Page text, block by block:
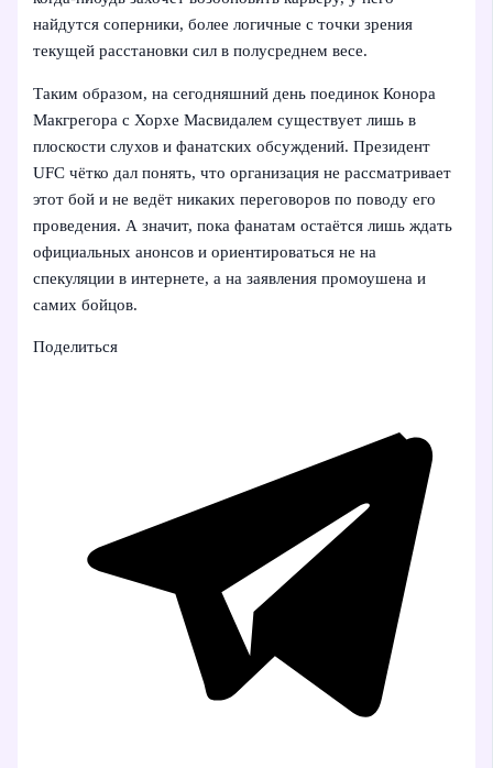
найдутся соперники, более логичные с точки зрения
текущей расстановки сил в полусреднем весе.
Таким образом, на сегодняшний день поединок Конора
Макгрегора с Хорхе Масвидалем существует лишь в
плоскости слухов и фанатских обсуждений. Президент
UFC чётко дал понять, что организация не рассматривает
этот бой и не ведёт никаких переговоров по поводу его
проведения. А значит, пока фанатам остаётся лишь ждать
официальных анонсов и ориентироваться не на
спекуляции в интернете, а на заявления промоушена и
самих бойцов.
Поделиться